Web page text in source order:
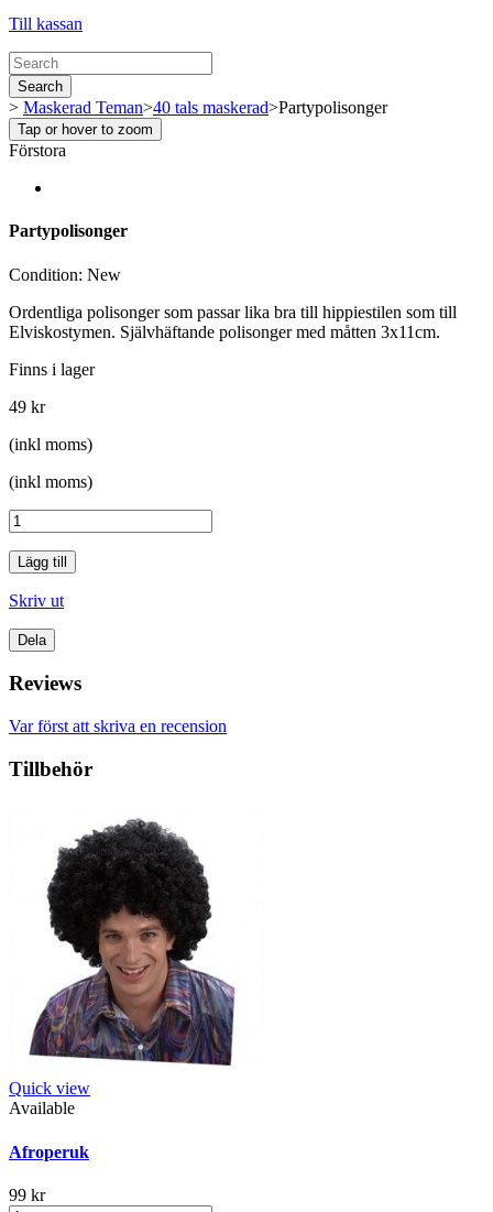
Till kassan
Search
> Maskerad Teman>40 tals maskerad>Partypolisonger
Tap or hover to zoom
Förstora
Partypolisonger
Condition: New
Ordentliga polisonger som passar lika bra till hippiestilen som till
Elviskostymen. Självhäftande polisonger med måtten 3x11cm.
Finns i lager
49 kr
(inkl moms)
(inkl moms)
Lägg till
Skriv ut
Dela
Reviews
Var först att skriva en recension
Tillbehör
Quick view
Available
Afroperuk
99 kr